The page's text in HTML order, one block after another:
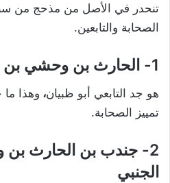
تنحدر في الأصل من مذحج من
الصحابة والتابعين.
1- الحارث بن وحشي بن مالك الجنبي
هو جد التابعي أبو ظبيان، وهذا
تمييز الصحابة.
2- جندب بن الحارث
الجنبي